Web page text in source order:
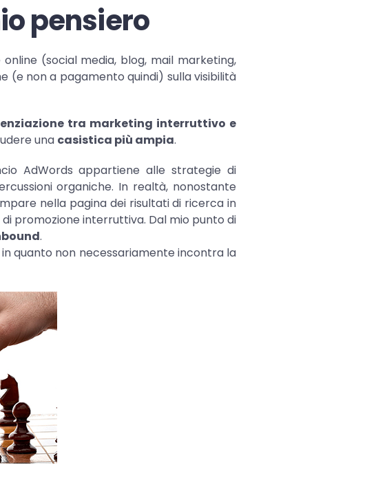
pensiero
(social media, blog, mail marketing,
(e non a pagamento quindi) sulla visibilità
tra marketing interruttivo e
una casistica più ampia.
AdWords appartiene alle strategie di
organiche. In realtà, nonostante
nella pagina dei risultati di ricerca in
promozione interruttiva. Dal mio punto di
.
quanto non necessariamente incontra la